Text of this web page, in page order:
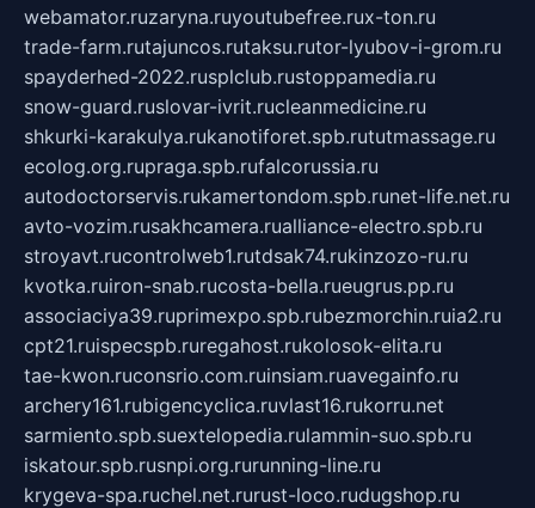
webamator.ruzaryna.ruyoutubefree.rux-ton.ru
trade-farm.rutajuncos.rutaksu.rutor-lyubov-i-grom.ru
spayderhed-2022.rusplclub.rustoppamedia.ru
snow-guard.ruslovar-ivrit.rucleanmedicine.ru
shkurki-karakulya.rukanotiforet.spb.rututmassage.ru
ecolog.org.rupraga.spb.rufalcorussia.ru
autodoctorservis.rukamertondom.spb.runet-life.net.ru
avto-vozim.rusakhcamera.rualliance-electro.spb.ru
stroyavt.rucontrolweb1.rutdsak74.rukinzozo-ru.ru
kvotka.ruiron-snab.rucosta-bella.rueugrus.pp.ru
associaciya39.ruprimexpo.spb.rubezmorchin.ruia2.ru
cpt21.ruispecspb.ruregahost.rukolosok-elita.ru
tae-kwon.ruconsrio.com.ruinsiam.ruavegainfo.ru
archery161.rubigencyclica.ruvlast16.rukorru.net
sarmiento.spb.suextelopedia.rulammin-suo.spb.ru
iskatour.spb.rusnpi.org.rurunning-line.ru
krygeva-spa.ruchel.net.rurust-loco.rudugshop.ru